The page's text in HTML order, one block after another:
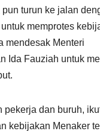
turun ke jalan
memprotes
mendesak Menteri
Ida Fauziah untuk
pekerja dan buruh,
kebijakan Menaker